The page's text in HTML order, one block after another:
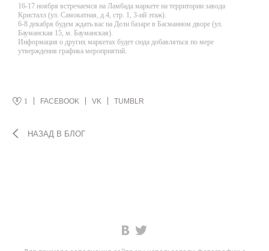
16-17 ноября встречаемся на Ламбада маркете на территории завода
Кристалл (ул. Самокатная, д.4, стр. 1, 3-ий этаж).
6-8 декабря будем ждать вас на Дели базаре в Басманном дворе (ул.
Бауманская 15, м. Бауманская).
Информация о других маркетах будет сюда добавляться по мере
утверждения графика мероприятий.
1 FACEBOOK VK TUMBLR
НАЗАД В БЛОГ